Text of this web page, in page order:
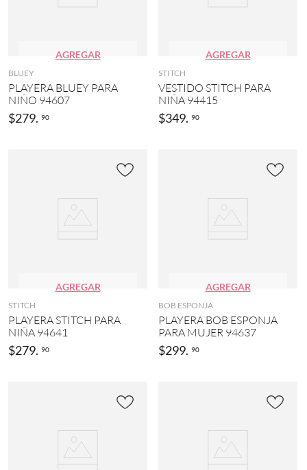
AGREGAR
BLUEY
PLAYERA BLUEY PARA
NIÑO 94607
$279. 90
AGREGAR
STITCH
VESTIDO STITCH PARA
NIÑA 94415
$349. 90
AGREGAR
STITCH
PLAYERA STITCH PARA
NIÑA 94641
$279. 90
AGREGAR
BOB ESPONJA
PLAYERA BOB ESPONJA
PARA MUJER 94637
$299. 90